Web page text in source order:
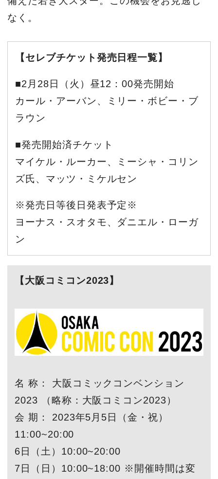
なく。
【セレブチケット発売日程一覧】
■2月28日（火）昼12：00発売開始
カール・アーバン、ミリー・ボビー・ブ
ラウン
■発売開始済チケット
マイケル・ルーカー、ミーシャ・コリン
ズ氏、マッツ・ミケルセン
※発売日等後日発表予定※
ヨーナス・スオタモ、ダニエル・ローガ
ン
【大阪コミコン2023】
名 称： 大阪コミックコンベンション
2023 （略称：大阪コミコン2023）
会 期： 2023年5月5日（金・祝）
11:00~20:00
6日（土）10:00~20:00
7日（日）10:00~18:00 ※開催時間は変